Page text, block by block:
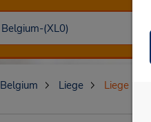
Belgium Liege Liege